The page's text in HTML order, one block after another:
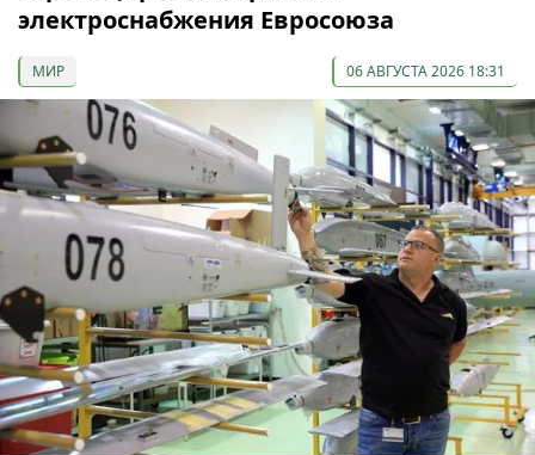
электроснабжения Евросоюза
МИР 06 АВГУСТА 2026 18:31